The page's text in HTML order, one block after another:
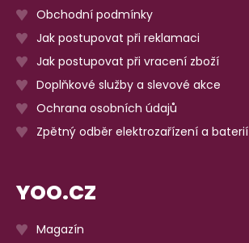
Obchodní podmínky
Jak postupovat při reklamaci
Jak postupovat při vracení zboží
Doplňkové služby a slevové akce
Ochrana osobních údajů
Zpětný odběr elektrozařízení a baterií
YOO.CZ
Magazín